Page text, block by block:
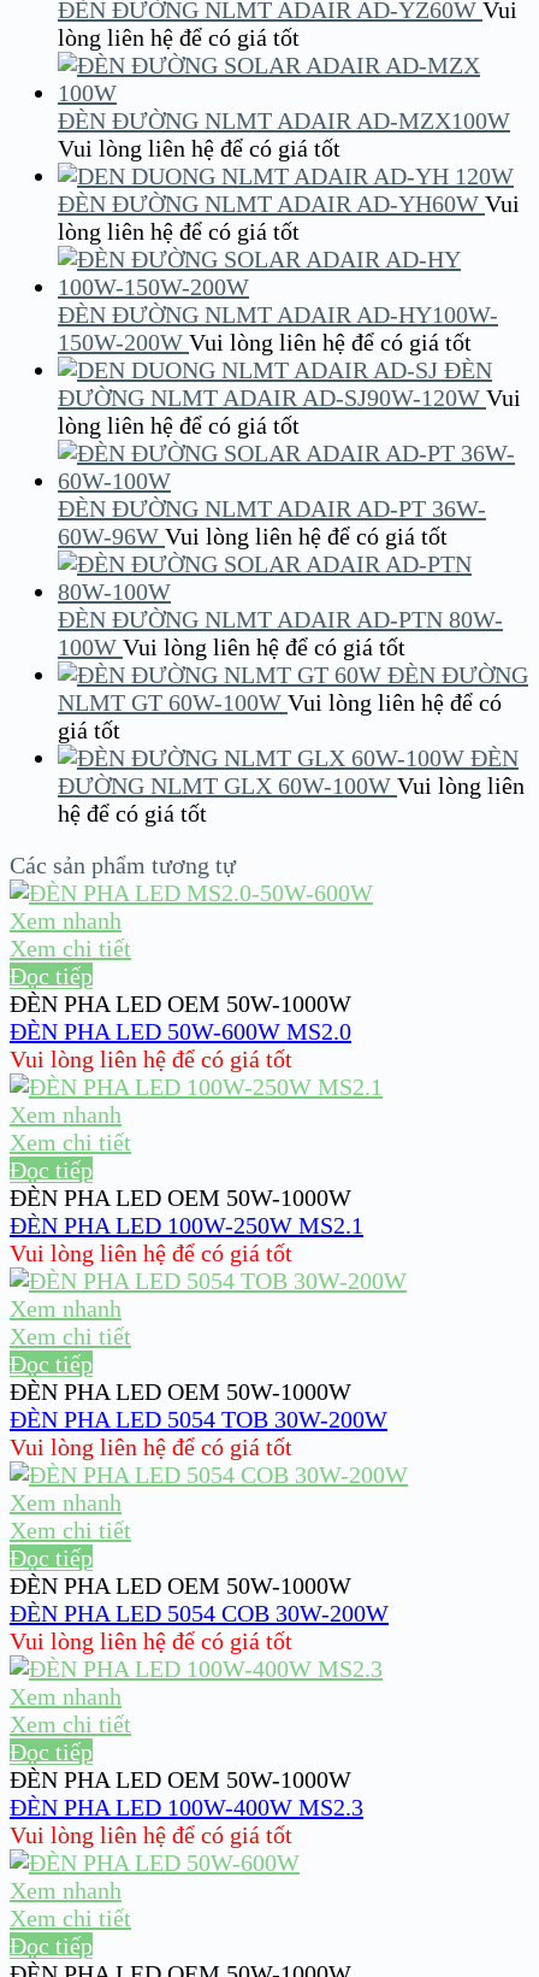
ĐÈN ĐƯỜNG NLMT ADAIR AD-YZ60W Vui
lòng liên hệ để có giá tốt
ĐÈN ĐƯỜNG NLMT ADAIR AD-MZX100W
Vui lòng liên hệ để có giá tốt
ĐÈN ĐƯỜNG NLMT ADAIR AD-YH60W Vui
lòng liên hệ để có giá tốt
ĐÈN ĐƯỜNG NLMT ADAIR AD-HY100W-
150W-200W Vui lòng liên hệ để có giá tốt
ĐÈN
ĐƯỜNG NLMT ADAIR AD-SJ90W-120W Vui
lòng liên hệ để có giá tốt
ĐÈN ĐƯỜNG NLMT ADAIR AD-PT 36W-
60W-96W Vui lòng liên hệ để có giá tốt
ĐÈN ĐƯỜNG NLMT ADAIR AD-PTN 80W-
100W Vui lòng liên hệ để có giá tốt
ĐÈN ĐƯỜNG
NLMT GT 60W-100W Vui lòng liên hệ để có
giá tốt
ĐÈN
ĐƯỜNG NLMT GLX 60W-100W Vui lòng liên
hệ để có giá tốt
Các sản phẩm tương tự
Xem nhanh
Xem chi tiết
Đọc tiếp
ĐÈN PHA LED OEM 50W-1000W
ĐÈN PHA LED 50W-600W MS2.0
Vui lòng liên hệ để có giá tốt
Xem nhanh
Xem chi tiết
Đọc tiếp
ĐÈN PHA LED OEM 50W-1000W
ĐÈN PHA LED 100W-250W MS2.1
Vui lòng liên hệ để có giá tốt
Xem nhanh
Xem chi tiết
Đọc tiếp
ĐÈN PHA LED OEM 50W-1000W
ĐÈN PHA LED 5054 TOB 30W-200W
Vui lòng liên hệ để có giá tốt
Xem nhanh
Xem chi tiết
Đọc tiếp
ĐÈN PHA LED OEM 50W-1000W
ĐÈN PHA LED 5054 COB 30W-200W
Vui lòng liên hệ để có giá tốt
Xem nhanh
Xem chi tiết
Đọc tiếp
ĐÈN PHA LED OEM 50W-1000W
ĐÈN PHA LED 100W-400W MS2.3
Vui lòng liên hệ để có giá tốt
Xem nhanh
Xem chi tiết
Đọc tiếp